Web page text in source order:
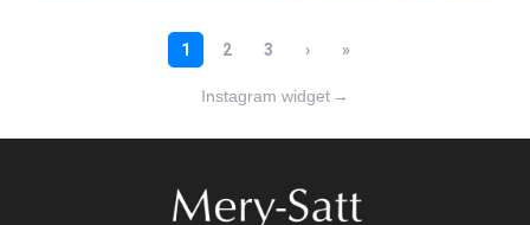
Instagram widget →